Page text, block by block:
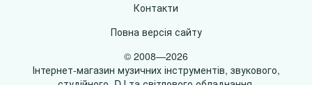
Контакти
Повна версія сайту
© 2008—2026
Інтернет-магазин музичних інструментів, звукового,